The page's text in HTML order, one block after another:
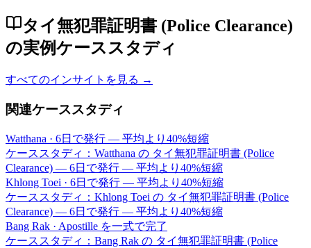
タイ無犯罪証明書 (Police Clearance)
の実例ケーススタディ
すべてのインサイトを見る →
関連ケーススタディ
Watthana · 6日で発行 — 平均より40%短縮
ケーススタディ：Watthana の タイ無犯罪証明書 (Police
Clearance) — 6日で発行 — 平均より40%短縮
Khlong Toei · 6日で発行 — 平均より40%短縮
ケーススタディ：Khlong Toei の タイ無犯罪証明書 (Police
Clearance) — 6日で発行 — 平均より40%短縮
Bang Rak · Apostille を一式で完了
ケーススタディ：Bang Rak の タイ無犯罪証明書 (Police